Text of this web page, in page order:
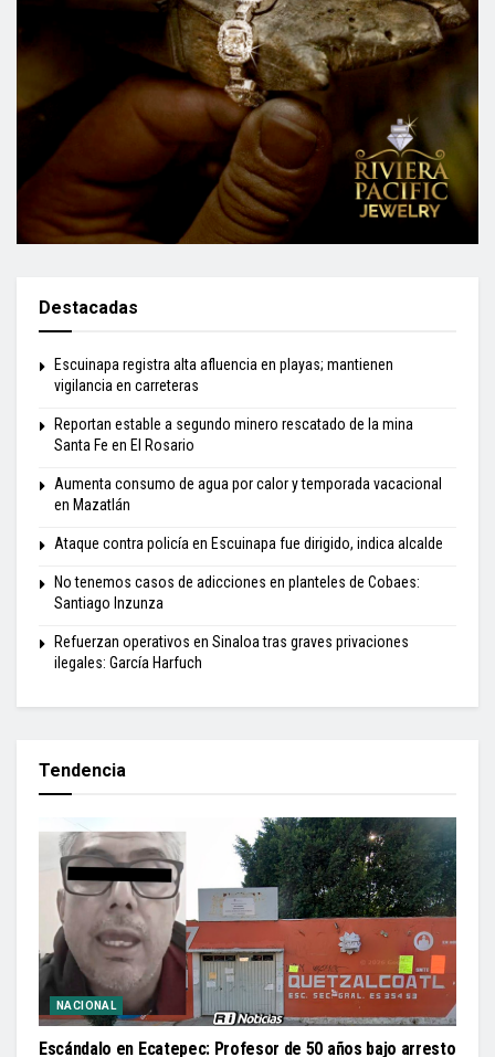
Destacadas
Escuinapa registra alta afluencia en playas; mantienen
vigilancia en carreteras
Reportan estable a segundo minero rescatado de la mina
Santa Fe en El Rosario
Aumenta consumo de agua por calor y temporada vacacional
en Mazatlán
Ataque contra policía en Escuinapa fue dirigido, indica alcalde
No tenemos casos de adicciones en planteles de Cobaes:
Santiago Inzunza
Refuerzan operativos en Sinaloa tras graves privaciones
ilegales: García Harfuch
Tendencia
NACIONAL
Escándalo en Ecatepec: Profesor de 50 años bajo arresto